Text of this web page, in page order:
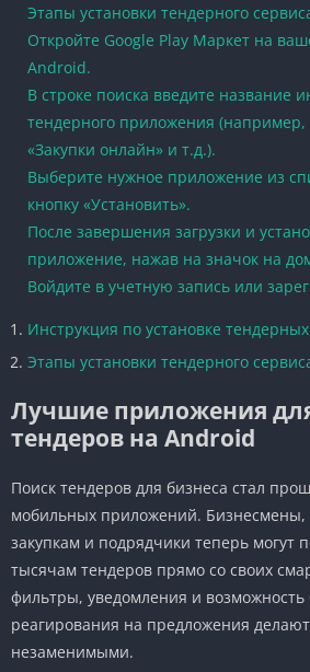
Этапы установки тендерного
Откройте Google Play Маркет на
Android.
В строке поиска введите название
тендерного приложения
«Закупки онлайн» и т.д.).
Выберите нужное приложение из
кнопку «Установить».
После завершения загрузки и
приложение, нажав на значок на
Войдите в учетную запись или
Инструкция по установке
Этапы установки тендерного
Лучшие приложения
тендеров на Android
Поиск тендеров для бизнеса стал
мобильных приложений. Бизнесмены,
закупкам и подрядчики теперь могут
тысячам тендеров прямо со своих
фильтры, уведомления и возможность
реагирования на предложения
незаменимыми.